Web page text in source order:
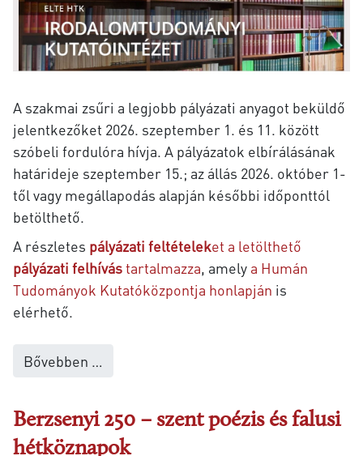
A szakmai zsűri a legjobb pályázati anyagot beküldő
jelentkezőket 2026. szeptember 1. és 11. között
szóbeli fordulóra hívja. A pályázatok elbírálásának
határideje szeptember 15.; az állás 2026. október 1-
től vagy megállapodás alapján későbbi időponttól
betölthető.
A részletes pályázati feltételeket a letölthető
pályázati felhívástartalmazza , amelya Humán
Tudományok Kutatóközpontja honlapján is
elérhető.
Bővebben …
Berzsenyi 250 – szent poézis és falusi
hétköznapok